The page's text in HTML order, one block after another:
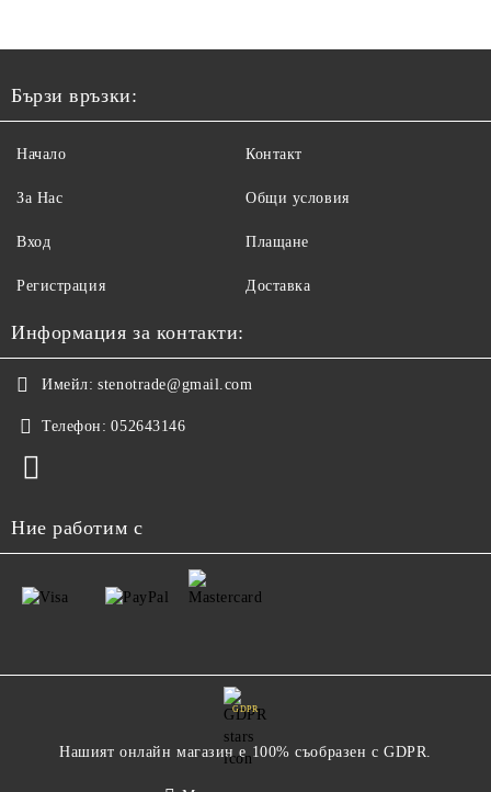
Бързи връзки:
Начало
За Нас
Вход
Регистрация
Контакт
Общи условия
Плащане
Доставка
Информация за контакти:
Имейл: stenotrade@gmail.com
Телефон: 052643146
Ние работим с
GDPR
Нашият онлайн магазин е 100% съобразен с GDPR.